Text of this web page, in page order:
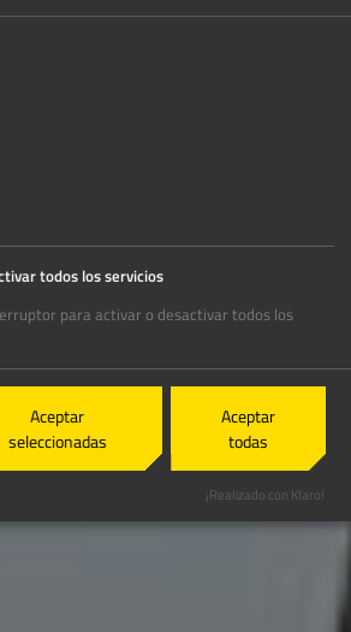
todos los servicios
para activar o desactivar todos los
Aceptar
seleccionadas
Aceptar
todas
¡Realizado con Klaro!